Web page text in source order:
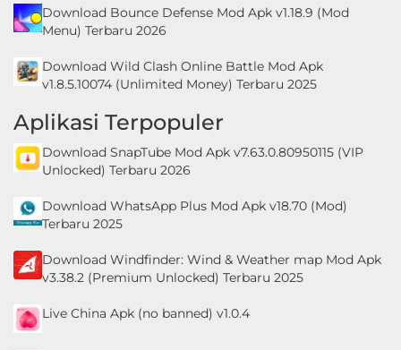
Download Bounce Defense Mod Apk v1.18.9 (Mod
Menu) Terbaru 2026
Download Wild Clash Online Battle Mod Apk
v1.8.5.10074 (Unlimited Money) Terbaru 2025
Aplikasi Terpopuler
Download SnapTube Mod Apk v7.63.0.80950115 (VIP
Unlocked) Terbaru 2026
Download WhatsApp Plus Mod Apk v18.70 (Mod)
Terbaru 2025
Download Windfinder: Wind & Weather map Mod Apk
v3.38.2 (Premium Unlocked) Terbaru 2025
Live China Apk (no banned) v1.0.4